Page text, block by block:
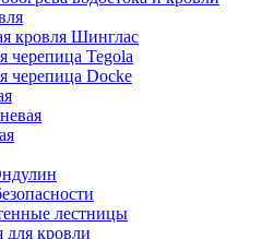
кровля Шинглас
черепица Tegola
черепица Docke
лестницы
для кровли